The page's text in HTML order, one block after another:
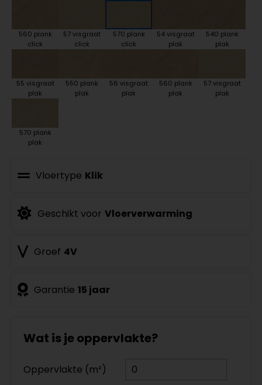
560 plank
click
57 visgraat
click
570 plank
click
54 visgraat
plak
540 plank
plak
55 visgraat
plak
550 plank
plak
56 visgraat
plak
560 plank
plak
57 visgraat
plak
570 plank
plak
Vloertype Klik
Geschikt voor Vloerverwarming
Groef 4V
Garantie 15 jaar
Wat is je oppervlakte?
Oppervlakte (m²)